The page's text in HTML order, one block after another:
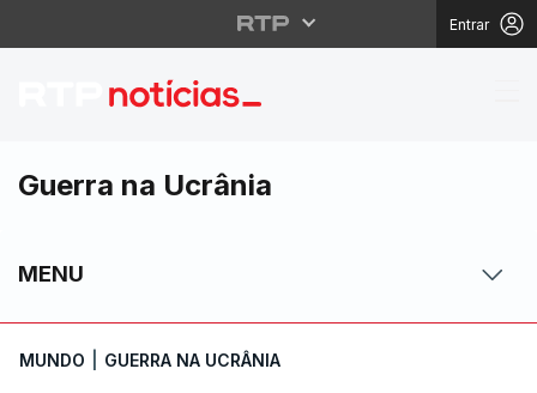
Entrar
Kiev rejeita proposta
Guerra na Ucrânia
MENU
MUNDO GUERRA NA UCRÂNIA